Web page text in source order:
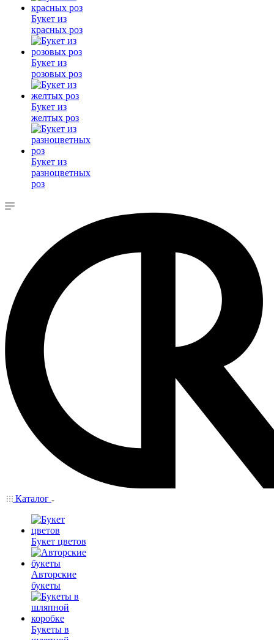
Букет из
красных роз
Букет из
розовых роз
Букет из
желтых роз
Букет из
разноцветных
роз
Каталог
Букет цветов
Авторские
букеты
Букеты в